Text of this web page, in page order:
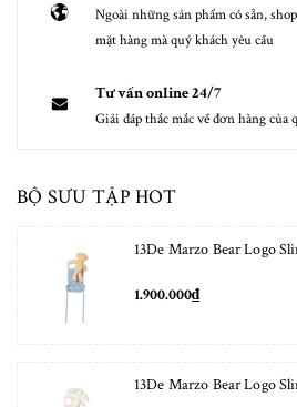
Ngoài những sản phẩm có sẵn,
mặt hàng mà quý khách yêu cầu
Tư vấn online 24/7
Giải đáp thắc mắc về đơn hàng của
BỘ SƯU TẬP HOT
13De Marzo Bear Logo
1.900.000₫
13De Marzo Bear Logo